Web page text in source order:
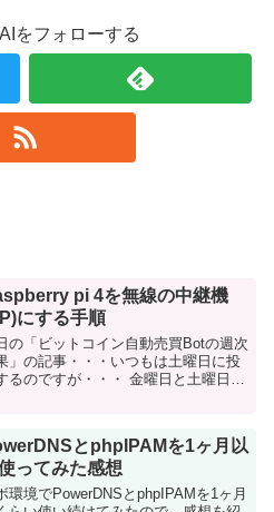
をフォローする
pi 4を無線の中継機
にする手順
の「ビットコイン自動売買Botの週次
」の記事・・・いつもは土曜日に投
るのですが・・・ 金曜日と土曜日と
とphpIPAMを1ヶ月以
使ってみた感想
環境でPowerDNSとphpIPAMを1ヶ月